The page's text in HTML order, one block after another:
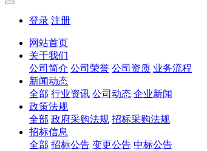
登录 注册
网站首页
关于我们
公司简介 公司荣誉 公司资质 业务流程
新闻动态
全部 行业资讯 公司动态 企业新闻
政策法规
全部 政府采购法规 招标采购法规
招标信息
全部 招标公告 变更公告 中标公告